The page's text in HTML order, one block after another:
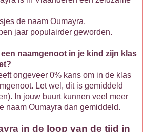
de naam Oumayra.
jaar populairder geworden.
naamgenoot in je kind zijn klas
ongeveer 0% kans om in de klas
Let wel, dit is gemiddeld
In jouw buurt kunnen veel meer
naam Oumayra dan gemiddeld.
in de loop van de tijd in